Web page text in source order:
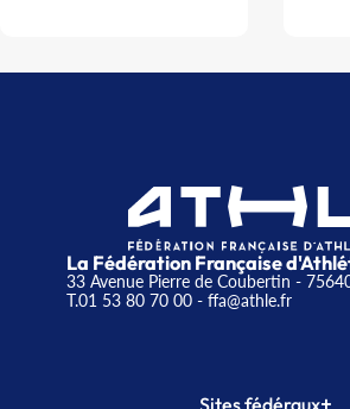
La Fédération Française
33 Avenue Pierre de Coubertin -
T.01 53 80 70 00- ffa@athle.fr
Sites fédéraux